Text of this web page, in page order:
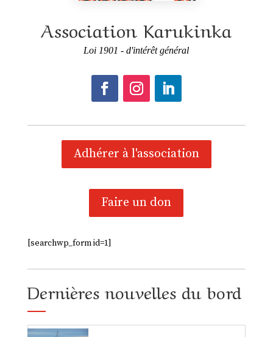
Association Karukinka
Loi 1901 - d'intérêt général
Adhérer à l'association
Faire un don
[searchwp_form id=1]
Dernières nouvelles du bord